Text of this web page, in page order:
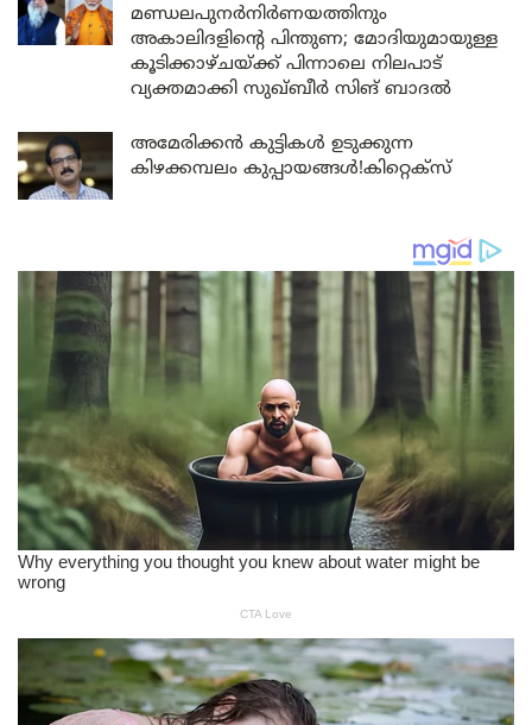
മണ്ഡലപുനർനിർണയത്തിനും
അകാലിദളിന്റെ പിന്തുണ; മോദിയുമായുള്ള
കൂടിക്കാഴ്ചയ്ക്ക് പിന്നാലെ നിലപാട്
വ്യക്തമാക്കി സുഖ്ബീർ സിങ് ബാദൽ
അമേരിക്കൻ കുട്ടികൾ ഉടുക്കുന്ന
കിഴക്കമ്പലം കുപ്പായങ്ങൾ!കിറ്റെക്സ്